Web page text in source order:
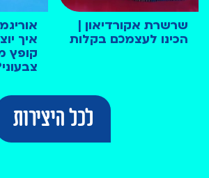
שרשרת אקורדיאון |
הכינו לעצמכם בקלות
איך
קופץ
לכל היצירות